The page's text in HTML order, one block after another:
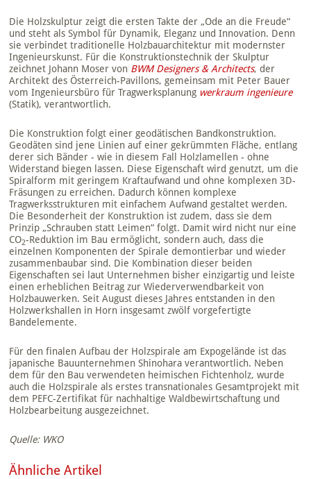
Die Holzskulptur zeigt die ersten Takte der „Ode an die Freude“
und steht als Symbol für Dynamik, Eleganz und Innovation. Denn
sie verbindet traditionelle Holzbauarchitektur mit modernster
Ingenieurskunst. Für die Konstruktionstechnik der Skulptur
zeichnet Johann Moser von BWM Designers & Architects, der
Architekt des Österreich-Pavillons, gemeinsam mit Peter Bauer
vom Ingenieursbüro für Tragwerksplanung werkraum ingenieure
(Statik), verantwortlich.
Die Konstruktion folgt einer geodätischen Bandkonstruktion.
Geodäten sind jene Linien auf einer gekrümmten Fläche, entlang
derer sich Bänder - wie in diesem Fall Holzlamellen - ohne
Widerstand biegen lassen. Diese Eigenschaft wird genutzt, um die
Spiralform mit geringem Kraftaufwand und ohne komplexen 3D-
Fräsungen zu erreichen. Dadurch können komplexe
Tragwerksstrukturen mit einfachem Aufwand gestaltet werden.
Die Besonderheit der Konstruktion ist zudem, dass sie dem
Prinzip „Schrauben statt Leimen“ folgt. Damit wird nicht nur eine
CO2-Reduktion im Bau ermöglicht, sondern auch, dass die
einzelnen Komponenten der Spirale demontierbar und wieder
zusammenbaubar sind. Die Kombination dieser beiden
Eigenschaften sei laut Unternehmen bisher einzigartig und leiste
einen erheblichen Beitrag zur Wiederverwendbarkeit von
Holzbauwerken. Seit August dieses Jahres entstanden in den
Holzwerkshallen in Horn insgesamt zwölf vorgefertigte
Bandelemente.
Für den finalen Aufbau der Holzspirale am Expogelände ist das
japanische Bauunternehmen Shinohara verantwortlich. Neben
dem für den Bau verwendeten heimischen Fichtenholz, wurde
auch die Holzspirale als erstes transnationales Gesamtprojekt mit
dem PEFC-Zertifikat für nachhaltige Waldbewirtschaftung und
Holzbearbeitung ausgezeichnet.
Quelle: WKO
Ähnliche Artikel